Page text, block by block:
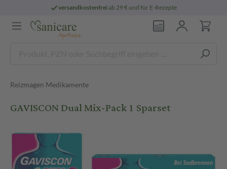
versandkostenfreiab 29 € und für E-Rezepte
Reizmagen Medikamente
GAVISCON Dual Mix-Pack 1 Sparset